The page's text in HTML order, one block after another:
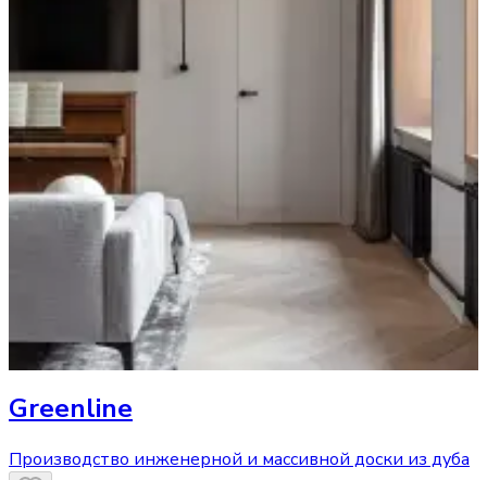
Greenline
Производство инженерной и массивной доски из дуба